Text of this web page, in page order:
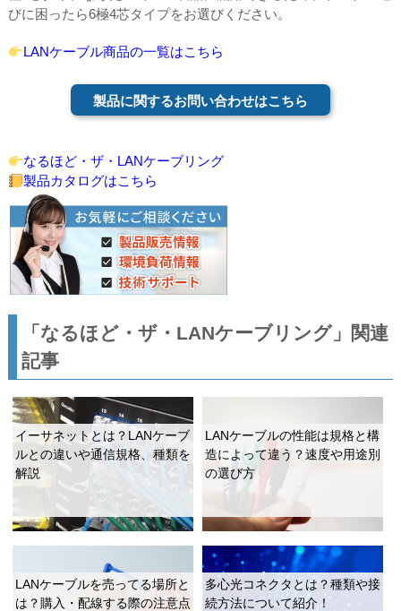
びに困ったら6極4芯タイプをお選びください。
LANケーブル商品の一覧はこちら
製品に関するお問い合わせはこちら
なるほど・ザ・LANケーブリング
製品カタログはこちら
「なるほど・ザ・LANケーブリング」関連
記事
イーサネットとは？LANケーブ
ルとの違いや通信規格、種類を
解説
LANケーブルの性能は規格と構
造によって違う？速度や用途別
の選び方
LANケーブルを売ってる場所と
は？購入・配線する際の注意点
多心光コネクタとは？種類や接
続方法について紹介！